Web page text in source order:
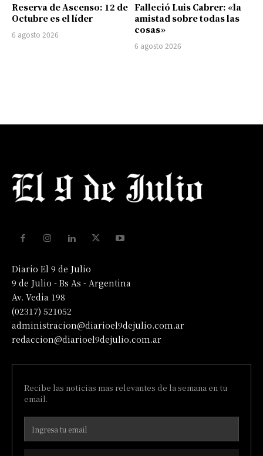
Reserva de Ascenso: 12 de
Octubre es el líder
6 agosto 2026
Falleció Luis Cabrer: «la
amistad sobre todas las
cosas»
6 agosto 2026
Diario El 9 de Julio
9 de Julio - Bs As - Argentina
Av. Vedia 198
(02317) 521052
administracion@diarioel9dejulio.com.ar
redaccion@diarioel9dejulio.com.ar
Recibe las noticias mas relevantes de la semana en tu
email.